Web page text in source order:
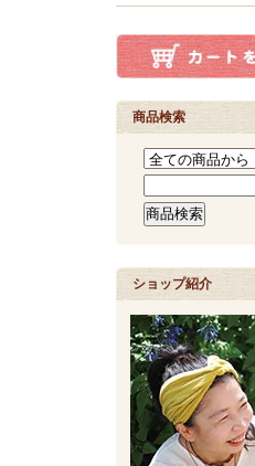
商品検索
ショップ紹介